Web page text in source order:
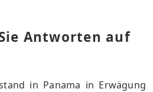
Antworten auf
in Panama in Erwägung